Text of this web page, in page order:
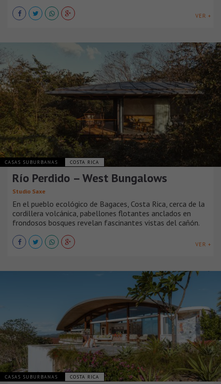
VER +
CASAS SUBURBANAS COSTA RICA
Río Perdido – West Bungalows
Studio Saxe
En el pueblo ecológico de Bagaces, Costa Rica, cerca de la
cordillera volcánica, pabellones flotantes anclados en
frondosos bosques revelan fascinantes vistas del cañón.
VER +
CASAS SUBURBANAS COSTA RICA